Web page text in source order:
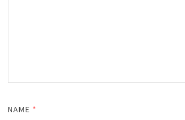
NAME *